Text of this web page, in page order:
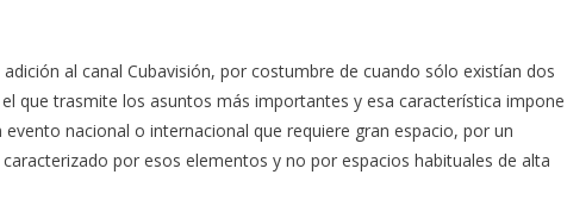
al canal Cubavisión, por costumbre de cuando sólo existían dos
que trasmite los asuntos más importantes y esa característica impone
nacional o internacional que requiere gran espacio, por un
por esos elementos y no por espacios habituales de alta